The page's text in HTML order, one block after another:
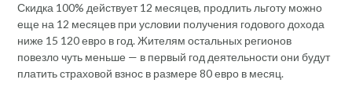
Скидка 100% действует 12 месяцев, продлить льготу можно
еще на 12 месяцев при условии получения годового дохода
ниже 15 120 евро в год. Жителям остальных регионов
повезло чуть меньше — в первый год деятельности они будут
платить страховой взнос в размере 80 евро в месяц.